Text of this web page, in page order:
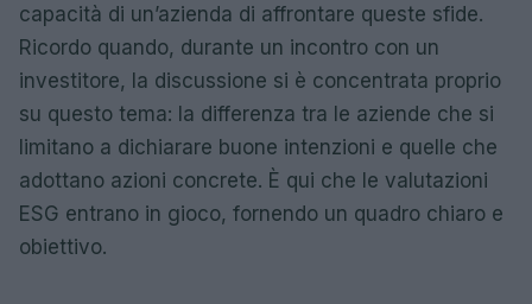
capacità di un’azienda di affrontare queste sfide.
Ricordo quando, durante un incontro con un
investitore, la discussione si è concentrata proprio
su questo tema: la differenza tra le aziende che si
limitano a dichiarare buone intenzioni e quelle che
adottano azioni concrete. È qui che le valutazioni
ESG entrano in gioco, fornendo un quadro chiaro e
obiettivo.